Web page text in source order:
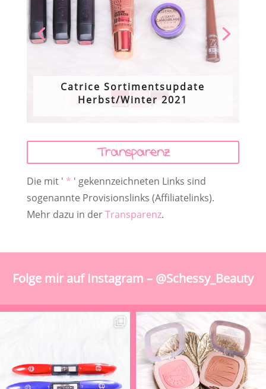
Catrice Sortimentsupdate
Herbst/Winter 2021
Transparenz
Die mit ' * ' gekennzeichneten Links sind
sogenannte Provisionslinks (Affiliatelinks).
Mehr dazu in derTransparenz.
Folge mir auf Instagram – @Schessy_Beauty